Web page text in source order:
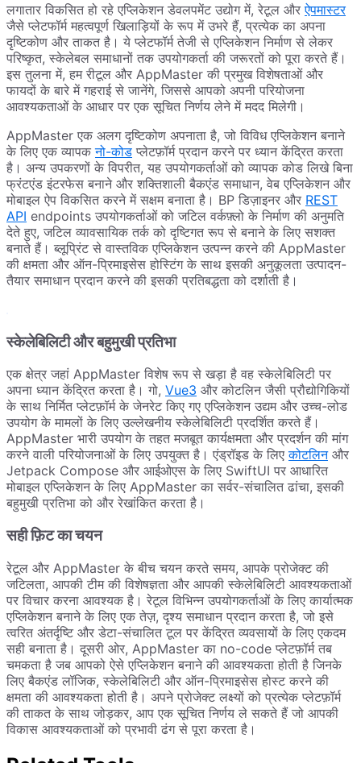
लगातार विकसित हो रहे एप्लिकेशन डेवलपमेंट उद्योग में, रेटूल औरऐपमास्टर
जैसे प्लेटफॉर्म महत्वपूर्ण खिलाड़ियों के रूप में उभरे हैं, प्रत्येक का अपना
दृष्टिकोण और ताकत है। ये प्लेटफॉर्म तेजी से एप्लिकेशन निर्माण से लेकर
परिष्कृत, स्केलेबल समाधानों तक उपयोगकर्ता की जरूरतों को पूरा करते हैं।
इस तुलना में, हम रीटूल और AppMaster की प्रमुख विशेषताओं और
फायदों के बारे में गहराई से जानेंगे, जिससे आपको अपनी परियोजना
आवश्यकताओं के आधार पर एक सूचित निर्णय लेने में मदद मिलेगी।
AppMaster एक अलग दृष्टिकोण अपनाता है, जो विविध एप्लिकेशन बनाने
के लिए एक व्यापकनो-कोड प्लेटफ़ॉर्म प्रदान करने पर ध्यान केंद्रित करता
है। अन्य उपकरणों के विपरीत, यह उपयोगकर्ताओं को व्यापक कोड लिखे बिना
फ्रंटएंड इंटरफेस बनाने और शक्तिशाली बैकएंड समाधान, वेब एप्लिकेशन और
मोबाइल ऐप विकसित करने में सक्षम बनाता है। BP डिज़ाइनर और REST
API endpoints उपयोगकर्ताओं को जटिल वर्कफ़्लो के निर्माण की अनुमति
देते हुए, जटिल व्यावसायिक तर्क को दृष्टिगत रूप से बनाने के लिए सशक्त
बनाते हैं। ब्लूप्रिंट से वास्तविक एप्लिकेशन उत्पन्न करने की AppMaster
की क्षमता और ऑन-प्रिमाइसेस होस्टिंग के साथ इसकी अनुकूलता उत्पादन-
तैयार समाधान प्रदान करने की इसकी प्रतिबद्धता को दर्शाती है।
स्केलेबिलिटी और बहुमुखी प्रतिभा
एक क्षेत्र जहां AppMaster विशेष रूप से खड़ा है वह स्केलेबिलिटी पर
अपना ध्यान केंद्रित करता है। गो, Vue3 और कोटलिन जैसी प्रौद्योगिकियों
के साथ निर्मित प्लेटफ़ॉर्म के जेनरेट किए गए एप्लिकेशन उद्यम और उच्च-लोड
उपयोग के मामलों के लिए उल्लेखनीय स्केलेबिलिटी प्रदर्शित करते हैं।
AppMaster भारी उपयोग के तहत मजबूत कार्यक्षमता और प्रदर्शन की मांग
करने वाली परियोजनाओं के लिए उपयुक्त है। एंड्रॉइड के लिएकोटलिनऔर
Jetpack Compose और आईओएस के लिए SwiftUI पर आधारित
मोबाइल एप्लिकेशन के लिए AppMaster का सर्वर-संचालित ढांचा, इसकी
बहुमुखी प्रतिभा को और रेखांकित करता है।
सही फ़िट का चयन
रेटूल और AppMaster के बीच चयन करते समय, आपके प्रोजेक्ट की
जटिलता, आपकी टीम की विशेषज्ञता और आपकी स्केलेबिलिटी आवश्यकताओं
पर विचार करना आवश्यक है। रेटूल विभिन्न उपयोगकर्ताओं के लिए कार्यात्मक
एप्लिकेशन बनाने के लिए एक तेज़, दृश्य समाधान प्रदान करता है, जो इसे
त्वरित अंतर्दृष्टि और डेटा-संचालित टूल पर केंद्रित व्यवसायों के लिए एकदम
सही बनाता है। दूसरी ओर, AppMaster का no-code प्लेटफ़ॉर्म तब
चमकता है जब आपको ऐसे एप्लिकेशन बनाने की आवश्यकता होती है जिनके
लिए बैकएंड लॉजिक, स्केलेबिलिटी और ऑन-प्रिमाइसेस होस्ट करने की
क्षमता की आवश्यकता होती है। अपने प्रोजेक्ट लक्ष्यों को प्रत्येक प्लेटफ़ॉर्म
की ताकत के साथ जोड़कर, आप एक सूचित निर्णय ले सकते हैं जो आपकी
विकास आवश्यकताओं को प्रभावी ढंग से पूरा करता है।